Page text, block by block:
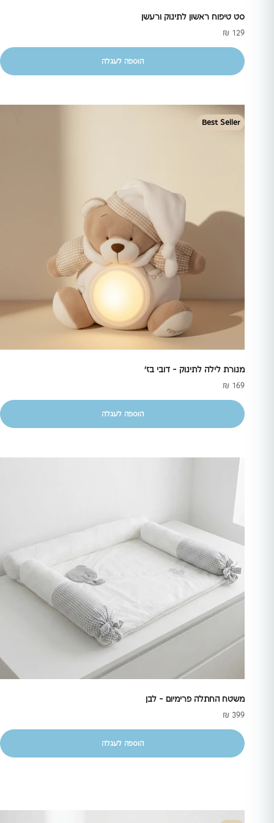
סט טיפוח ראשון לתינוק ורעשן
מחיר מבצע
129 ₪
הוספה לעגלה
Best Seller
מנורת לילה לתינוק - דובי בז'
מחיר מבצע
169 ₪
הוספה לעגלה
משטח החתלה פרימיום - לבן
מחיר מבצע
399 ₪
הוספה לעגלה